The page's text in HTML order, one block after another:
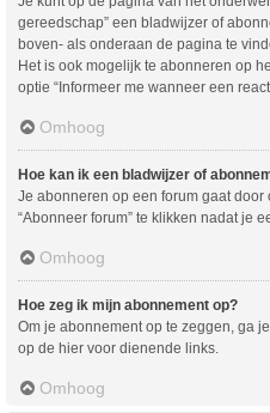
gereedschap” een bladwijzer of
boven- als onderaan de pagina te
Het is ook mogelijk te abonneren op
optie “Informeer me wanneer een
Omhoog
Hoe kan ik een bladwijzer of
Je abonneren op een forum gaat
“Abonneer forum” te klikken nadat je
Omhoog
Hoe zeg ik mijn abonnement op?
Om je abonnement op te zeggen, ga
op de hier voor dienende links.
Omhoog